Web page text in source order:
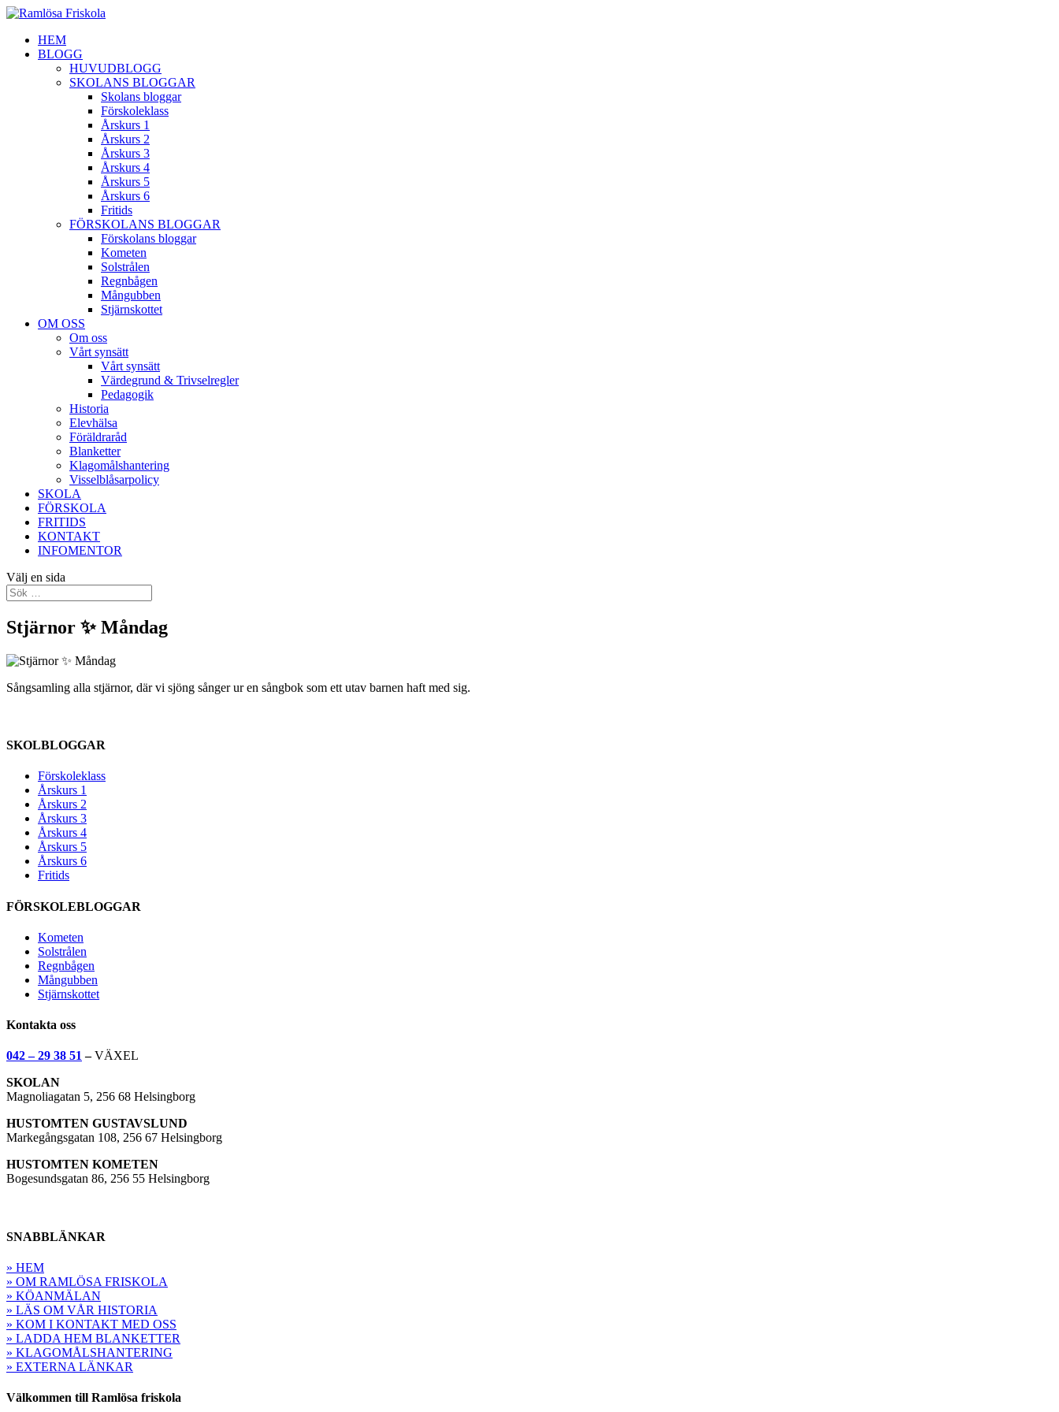
HEM
BLOGG
HUVUDBLOGG
SKOLANS BLOGGAR
Skolans bloggar
Förskoleklass
Årskurs 1
Årskurs 2
Årskurs 3
Årskurs 4
Årskurs 5
Årskurs 6
Fritids
FÖRSKOLANS BLOGGAR
Förskolans bloggar
Kometen
Solstrålen
Regnbågen
Mångubben
Stjärnskottet
OM OSS
Om oss
Vårt synsätt
Vårt synsätt
Värdegrund & Trivselregler
Pedagogik
Historia
Elevhälsa
Föräldraråd
Blanketter
Klagomålshantering
Visselblåsarpolicy
SKOLA
FÖRSKOLA
FRITIDS
KONTAKT
INFOMENTOR
Välj en sida
Stjärnor ✨ Måndag
Sångsamling alla stjärnor, där vi sjöng sånger ur en sångbok som ett utav barnen haft med sig.
SKOLBLOGGAR
Förskoleklass
Årskurs 1
Årskurs 2
Årskurs 3
Årskurs 4
Årskurs 5
Årskurs 6
Fritids
FÖRSKOLEBLOGGAR
Kometen
Solstrålen
Regnbågen
Mångubben
Stjärnskottet
Kontakta oss
042 – 29 38 51–VÄXEL
SKOLAN
Magnoliagatan 5, 256 68 Helsingborg
HUSTOMTEN GUSTAVSLUND
Markegångsgatan 108, 256 67 Helsingborg
HUSTOMTEN KOMETEN
Bogesundsgatan 86, 256 55 Helsingborg
SNABBLÄNKAR
» HEM
» OM RAMLÖSA FRISKOLA
» KÖANMÄLAN
» LÄS OM VÅR HISTORIA
» KOM I KONTAKT MED OSS
» LADDA HEM BLANKETTER
» KLAGOMÅLSHANTERING
» EXTERNA LÄNKAR
Välkommen till Ramlösa friskola